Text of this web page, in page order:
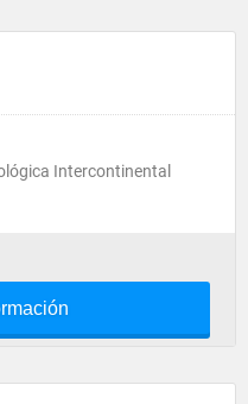
Intercontinental